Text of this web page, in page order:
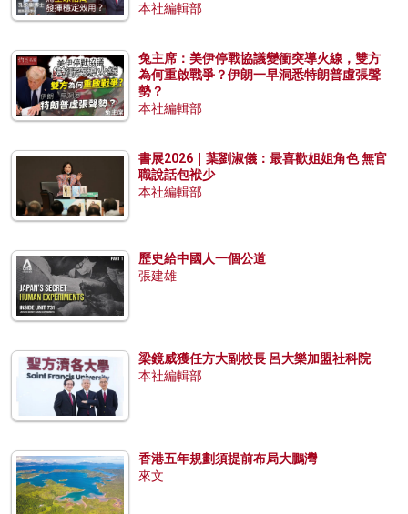
本社編輯部
兔主席：美伊停戰協議變衝突導火線，雙方
為何重啟戰爭？伊朗一早洞悉特朗普虛張聲
勢？
本社編輯部
書展2026｜葉劉淑儀：最喜歡姐姐角色 無官
職說話包袱少
本社編輯部
歷史給中國人一個公道
張建雄
梁鏡威獲任方大副校長 呂大樂加盟社科院
本社編輯部
香港五年規劃須提前布局大鵬灣
來文